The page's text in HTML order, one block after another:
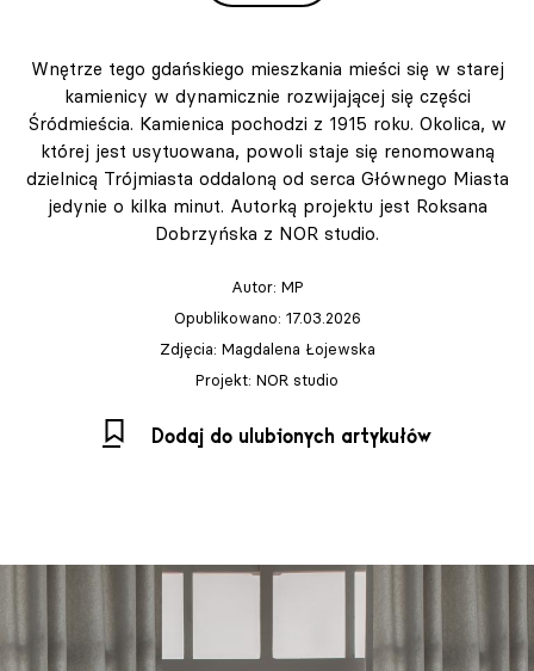
Wnętrze tego gdańskiego mieszkania mieści się w starej
kamienicy w dynamicznie rozwijającej się części
Śródmieścia. Kamienica pochodzi z 1915 roku. Okolica, w
której jest usytuowana, powoli staje się renomowaną
dzielnicą Trójmiasta oddaloną od serca Głównego Miasta
jedynie o kilka minut. Autorką projektu jest Roksana
Dobrzyńska z NOR studio.
Autor: MP
Opublikowano: 17.03.2026
Zdjęcia: Magdalena Łojewska
Projekt: NOR studio
Dodaj do ulubionych artykułów